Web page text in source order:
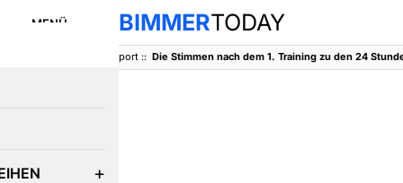
MENÜ BIMMERTODAY
Motorsport::